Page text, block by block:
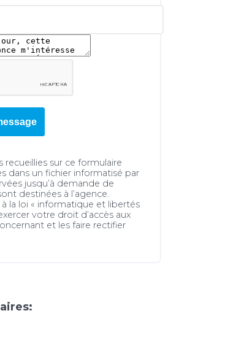
recueillies sur ce formulaire
dans un fichier informatisé par
jusqu’à demande de
destinées à l’agence.
la loi « informatique et libertés
votre droit d’accès aux
et les faire rectifier